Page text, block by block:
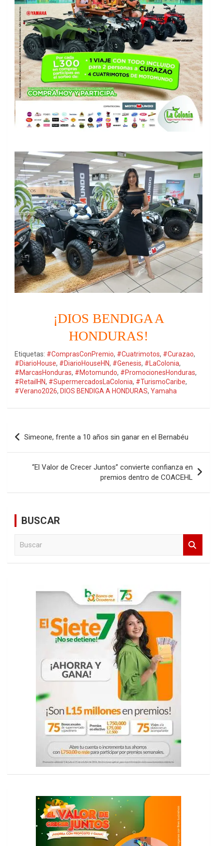
¡DIOS BENDIGA A
HONDURAS!
Etiquetas: #ComprasConPremio, #Cuatrimotos, #Curazao,
#DiarioHouse, #DiarioHouseHN, #Genesis, #LaColonia,
#MarcasHonduras, #Motomundo, #PromocionesHonduras,
#RetailHN, #SupermercadosLaColonia, #TurismoCaribe,
#Verano2026, DIOS BENDIGA A HONDURAS, Yamaha
Navegación
de
entradas
Simeone, frente a 10 años sin ganar en el Bernabéu
“El Valor de Crecer Juntos” convierte confianza en
premios dentro de COACEHL
BUSCAR